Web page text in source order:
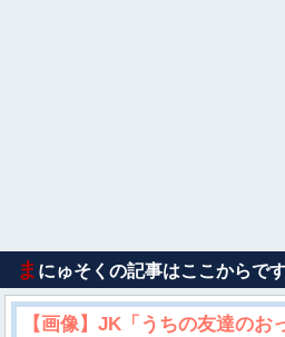
ま にゅそくの記事はここからで
【画像】JK「うちの友達のお